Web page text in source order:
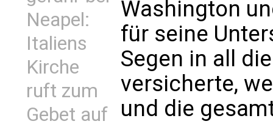
Neapel:
Italiens
Kirche
ruft zum
Gebet auf
Washington
für seine
Segen in all
versicherte,
und die